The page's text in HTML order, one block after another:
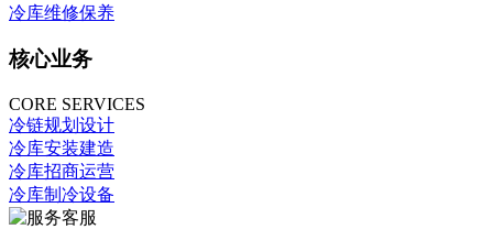
冷库维修保养
核心业务
CORE SERVICES
冷链规划设计
冷库安装建造
冷库招商运营
冷库制冷设备